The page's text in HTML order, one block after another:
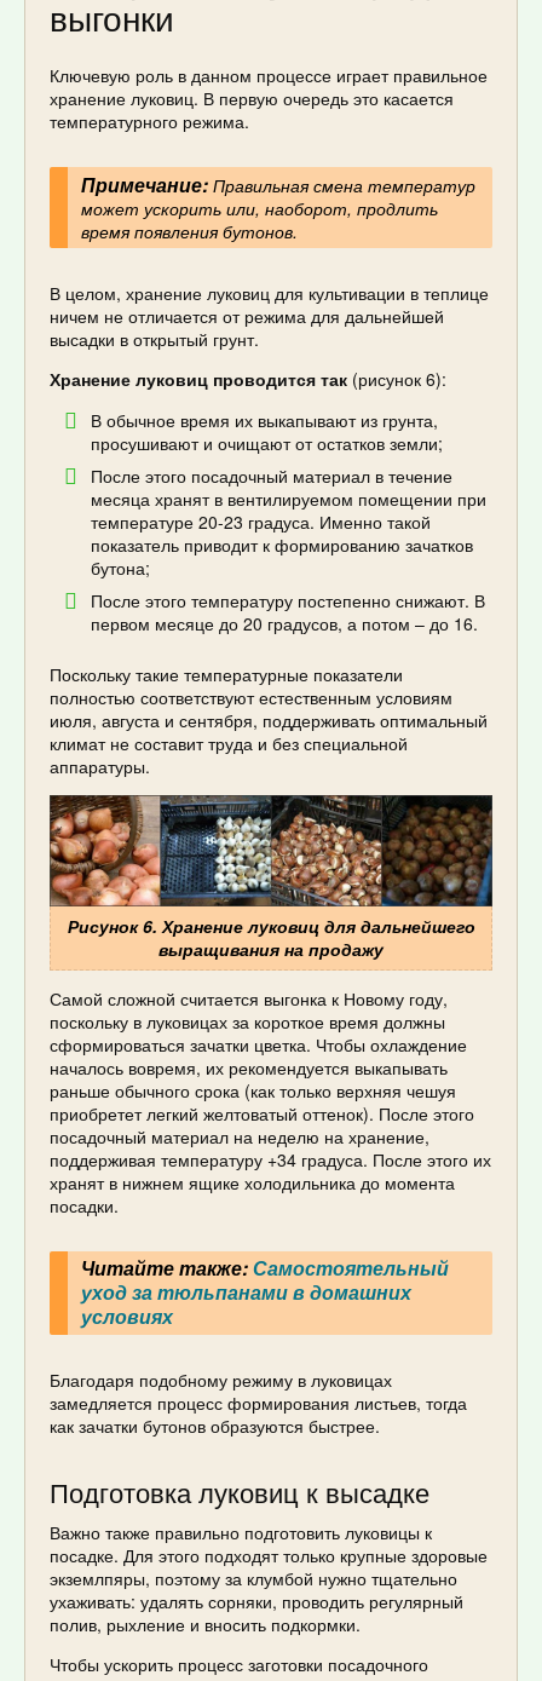
выгонки
Ключевую роль в данном процессе играет правильное
хранение луковиц. В первую очередь это касается
температурного режима.
Примечание:Правильная смена температур
может ускорить или, наоборот, продлить
время появления бутонов.
В целом, хранение луковиц для культивации в теплице
ничем не отличается от режима для дальнейшей
высадки в открытый грунт.
Хранение луковиц проводится так (рисунок 6):
В обычное время их выкапывают из грунта,
просушивают и очищают от остатков земли;
После этого посадочный материал в течение
месяца хранят в вентилируемом помещении при
температуре 20-23 градуса. Именно такой
показатель приводит к формированию зачатков
бутона;
После этого температуру постепенно снижают. В
первом месяце до 20 градусов, а потом – до 16.
Поскольку такие температурные показатели
полностью соответствуют естественным условиям
июля, августа и сентября, поддерживать оптимальный
климат не составит труда и без специальной
аппаратуры.
Рисунок 6. Хранение луковиц для дальнейшего
выращивания на продажу
Самой сложной считается выгонка к Новому году,
поскольку в луковицах за короткое время должны
сформироваться зачатки цветка. Чтобы охлаждение
началось вовремя, их рекомендуется выкапывать
раньше обычного срока (как только верхняя чешуя
приобретет легкий желтоватый оттенок). После этого
посадочный материал на неделю на хранение,
поддерживая температуру +34 градуса. После этого их
хранят в нижнем ящике холодильника до момента
посадки.
Читайте также:Самостоятельный
уход за тюльпанами в домашних
условиях
Благодаря подобному режиму в луковицах
замедляется процесс формирования листьев, тогда
как зачатки бутонов образуются быстрее.
Подготовка луковиц к высадке
Важно также правильно подготовить луковицы к
посадке. Для этого подходят только крупные здоровые
экземлпяры, поэтому за клумбой нужно тщательно
ухаживать: удалять сорняки, проводить регулярный
полив, рыхление и вносить подкормки.
Чтобы ускорить процесс заготовки посадочного